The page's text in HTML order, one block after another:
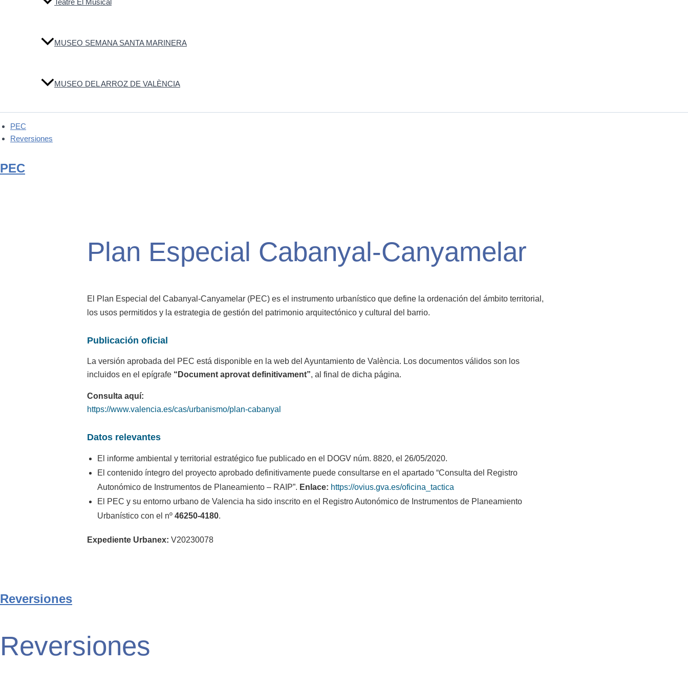
MUSEO SEMANA SANTA MARINERA
MUSEO DEL ARROZ DE VALÈNCIA
PEC
Reversiones
PEC
Plan Especial Cabanyal-Canyamelar
El Plan Especial del Cabanyal-Canyamelar (PEC) es el instrumento urbanístico que define la ordenación del ámbito territorial,
los usos permitidos y la estrategia de gestión del patrimonio arquitectónico y cultural del barrio.
Publicación oficial
La versión aprobada del PEC está disponible en la web del Ayuntamiento de València. Los documentos válidos son los
incluidos en el epígrafe “Document aprovat definitivament”, al final de dicha página.
Consulta aquí:
https://www.valencia.es/cas/urbanismo/plan-cabanyal
Datos relevantes
El informe ambiental y territorial estratégico fue publicado en el DOGV núm. 8820, el 26/05/2020.
El contenido íntegro del proyecto aprobado definitivamente puede consultarse en el apartado “Consulta del Registro
Autonómico de Instrumentos de Planeamiento – RAIP”. Enlace: https://ovius.gva.es/oficina_tactica
El PEC y su entorno urbano de Valencia ha sido inscrito en el Registro Autonómico de Instrumentos de Planeamiento
Urbanístico con el nº 46250-4180.
Expediente Urbanex: V20230078
Reversiones
Reversiones